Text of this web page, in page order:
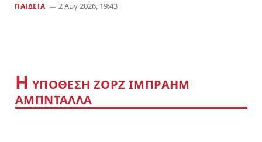
ΠΑΙΔΕΙΑ 2 Αυγ 2026, 19:43
Η YΠΟΘΕΣΗ ΖΟΡΖ ΙΜΠΡΑΗΜ
ΑΜΠΝΤΑΛΛΑ